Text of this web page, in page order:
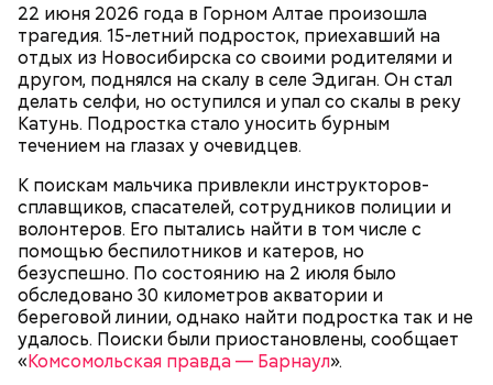
22 июня 2026 года в Горном Алтае произошла
трагедия. 15-летний подросток, приехавший на
отдых из Новосибирска со своими родителями и
другом, поднялся на скалу в селе Эдиган. Он стал
делать селфи, но оступился и упал со скалы в реку
Катунь. Подростка стало уносить бурным
течением на глазах у очевидцев.
К поискам мальчика привлекли инструкторов-
сплавщиков, спасателей, сотрудников полиции и
волонтеров. Его пытались найти в том числе с
помощью беспилотников и катеров, но
безуспешно. По состоянию на 2 июля было
обследовано 30 километров акватории и
береговой линии, однако найти подростка так и не
удалось. Поиски были приостановлены, сообщает
«Комсомольская правда — Барнаул».
Реакция Гасанова на расследование
В апреле 2024-го умерла 69-летняя бабушка
Миссюры. Внук отравил ее со второй попытки.
Сначала он подмешал химикаты в морс, но
пенсионерка отказалась его пить из-за
приторного вкуса. Тогда молодой человек заставил
женщину выпить противовирусную суспензию,
добавив туда яд. Позднее Миссюра объяснил, что
не планировал убиватьбабушку. Он хотел, чтобы
женщина загремела в больницу, а у него появилась
возможность украсть из ее квартиры дорогие
украшения. Примечательно, что незадолго до
смерти пенсионерки внук занял у нее полмиллиона
рублей.